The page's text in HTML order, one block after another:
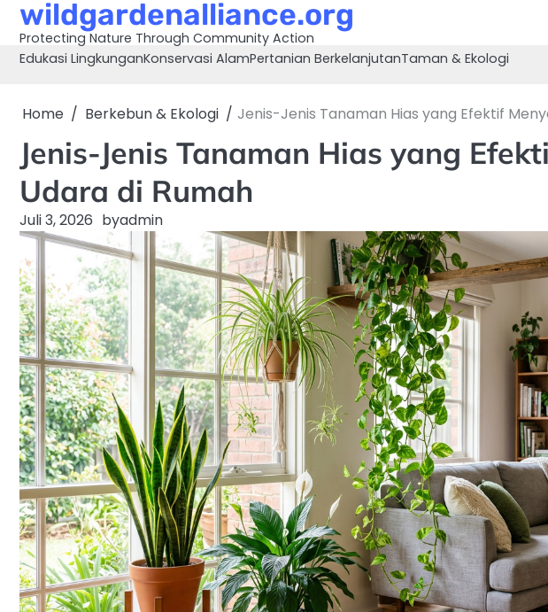
Skip
content
wildgardenalliance.org
Protecting Nature Through Community Action
Edukasi LingkunganKonservasi AlamPertanian BerkelanjutanTaman & Ekologi
Home Berkebun & Ekologi Jenis-Jenis Tanaman Hias yang Efektif
Jenis-Jenis Tanaman Hias yang
Udara di Rumah
Juli 3, 2026 byadmin